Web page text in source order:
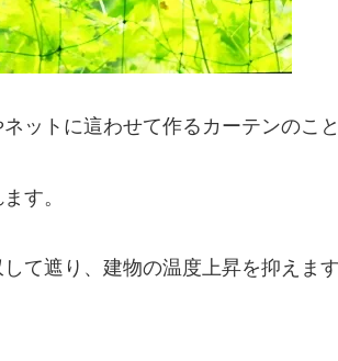
ットに這わせて作るカーテンのこと
す。
て遮り、建物の温度上昇を抑えま